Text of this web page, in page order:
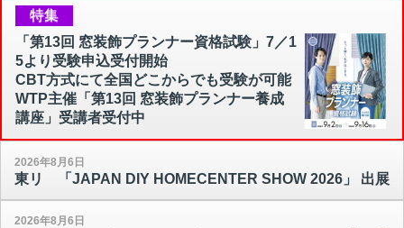
特集
「第13回 窓装飾プランナー資格試験」7／1
5より受験申込受付開始
CBT方式にて全国どこからでも受験が可能
WTP主催「第13回 窓装飾プランナー養成
講座」受講者受付中
2026年8月6日
東リ 「JAPAN DIY HOMECENTER SHOW 2026」 出展
2026年8月6日